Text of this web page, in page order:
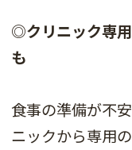
◎クリニック専
も
食事の準備が不
ニックから専用